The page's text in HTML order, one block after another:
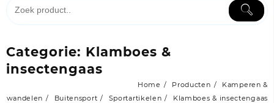
Categorie: Klamboes &
insectengaas
Home Producten
Kamperen &
wandelen
Buitensport Sportartikelen Klamboes & insectengaas